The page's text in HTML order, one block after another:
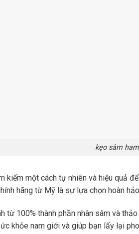
kẹo sâm
kiếm một cách tự nhiên và hiệu quả
hãng từ Mỹ là sự lựa chọn hoàn
từ 100% thành phần nhân sâm và
khỏe nam giới và giúp bạn lấy lại